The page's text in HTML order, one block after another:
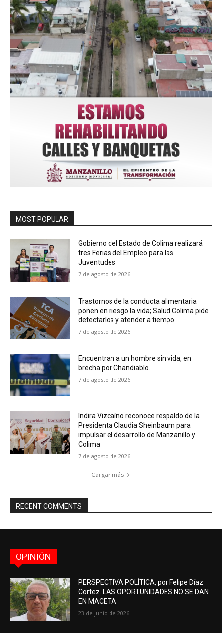
MOST POPULAR
Gobierno del Estado de Colima realizará
tres Ferias del Empleo para las
Juventudes
7 de agosto de 2026
Trastornos de la conducta alimentaria
ponen en riesgo la vida; Salud Colima pide
detectarlos y atender a tiempo
7 de agosto de 2026
Encuentran a un hombre sin vida, en
brecha por Chandiablo.
7 de agosto de 2026
Indira Vizcaíno reconoce respaldo de la
Presidenta Claudia Sheinbaum para
impulsar el desarrollo de Manzanillo y
Colima
7 de agosto de 2026
Cargar más
RECENT COMMENTS
OPINIÓN
PERSPECTIVA POLÍTICA, por Felipe Díaz
Cortez. LAS OPORTUNIDADES NO SE DAN
EN MACETA
23 de junio de 2026